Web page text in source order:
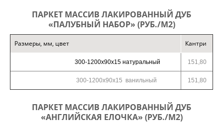
ОТЗЫВЫ
СТАТЬИ
ПАРКЕТ МАССИВ ЛАКИРОВАННЫЙ ДУБ
«ПАЛУБНЫЙ НАБОР» (РУБ./М2)
Размеры, мм, цвет Кантри
300-1200х90х15 натуральный 151,80
300-1200х90х15 ванильный 151,80
ПАРКЕТ МАССИВ ЛАКИРОВАННЫЙ ДУБ
«АНГЛИЙСКАЯ ЕЛОЧКА» (РУБ./М2)